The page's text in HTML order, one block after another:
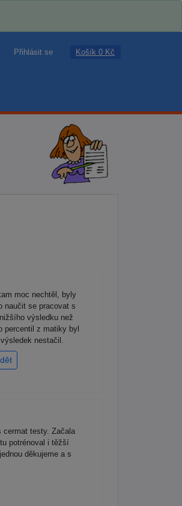
Přihlásit se Košík 0 Kč
moc nechtěl, byly
naučit se pracovat s
výsledku než
percentil z matiky byl
nestačil.
cermat testy. Začala
potrénoval i těžší
děkujeme a s